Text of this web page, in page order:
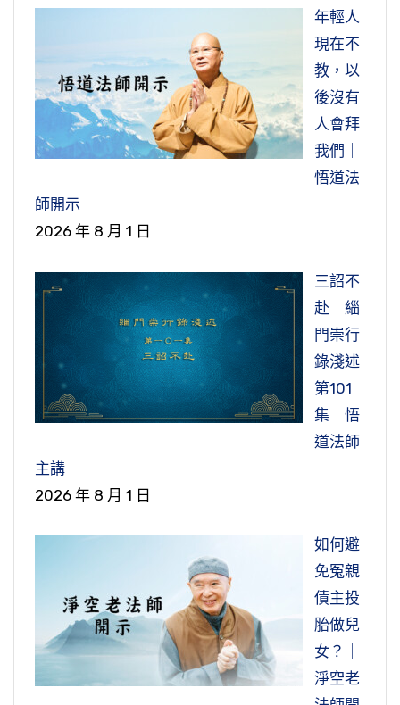
寺作尼姑庵，就是把男眾的道場佔據做為女眾道
場。慧滿法師招集眾人去趕走她們，這些女眾就
去東宮太子那邊告狀，太子派遣詹事（掌管東宮
事務的官）杜正倫等人來解圍。慧滿法師堅持要
趕走這些尼師，說這是男眾的寺院，女眾不能在
這裡。大家害怕這樣下去，會觸怒這些大官，受
到災殃，於是就勉強放棄驅逐尼姑一事。慧滿大
師接連嘆息不高興好幾天，後來這些尼師來拜謁
大師，登門謝罪懺悔，慧滿法師還是一直沒有理
這個公案，我們也可以理解，這些女眾她有
背景，用現在的話講，她是有背景的，所以跟東
宮太子關係很好，她才能夠在宮廷裡面進進出
出。古代宮禁非常森嚴，當然沒有特別關係，不
可能進去的。可見得證果寺這些女眾也都很有背
景，結交到太子了。但是這個就變成不守戒律，
去強佔出家男眾的道場，造了偷盜業，這個實在
講罪過也很重。慧滿法師就是要把她們趕走，不
就派下面在東宮辦事的官來解圍，要他們不要趕
她們走。慧滿師還是很堅持，但是他很堅持，其
他的人不敢去得罪東宮太子，怕將來會遭到災
禍，這樣就放棄去驅逐這些女眾的事情。後來慧
滿法師他也是很嘆息，怎麼佛門變成這個樣子？
當然就不開心很多天。但是這些女眾還是有善
根，後來也發覺自己這樣做不對，後來去懺悔、
今天這個公案，就是保衛「殿堂」。這個公
案也是在唐朝始州香林寺惠主大師，『始州永歸
縣人』，「永歸縣」是屬於現在四川省的劍閣
縣。『專精律學』，就是說他在戒律上很有研
究。他住在青林寺。有一天，『陵陽公臨益
州』，「陵陽公」也是當官的，大官，到了益
州。陵陽公一向對佛法也沒什麼信仰。他有一百
多隻的驢騾，驢子、騾子。我們現在到四川、雲
南，去旅遊點都還看得到，背東西，現在還有遊
去青林寺，把牠們牽到寺院裡面去。驢子、騾
子，把牠們牽到佛堂的大殿、講堂這些地方，還
有僧寮，僧人住的寮房，把牠們牽進去放在那
裡。寺院裡面沒有一個人敢違抗的，大家也不敢
說，大官，不敢去得罪。
後來惠主大師，他出去村莊辦事，回來之
後，看到寺院怎麼這麼骯髒、雜亂，大殿也有驢
子、騾子，還有佛堂也有，連僧寮前面都有。當
我們可以理解，進去，「這怎麼一回事，今天這
邊怎麼這麼多的驢子、騾子放在這裡？」當然他
們就講，是陵陽公他帶來的，這個大官他來到我
們這邊，帶來這些，放在我們這裡，我們也不敢
說話。惠主大師他就進入寮房裡面，帶著錫杖和
三件袈裟。錫杖就是菩薩頭陀十八物之一。我們
大家受戒，都有發一支錫杖。錫杖上面有四股十
太白山』，「太白山」也是在陝西省西南部的眉
縣。『深巖隱居』，「深巖」，山上有巖洞以前
稱為巖，，這個嚴上面加一個山，就是在山上。
「隱居」，隱居就是說他沒有出來。古時候隱居
都有很高的道德學問，我們一般講有修有學，所
以也不是一般人。
『勅令住大興國寺』，「勅」就是皇帝的聖
旨，像現在講的行政命令，以前寺院都是直接歸
他去主持大興國寺，去擔任住持。『頃之』就是
說沒有多久，他就逃走了。他就逃到『梁山之
陽』，「梁山」是山東省西南部，又跑到那邊去
隱居。可見得他這個人，他也不要名聞利養，他
不想當方丈住持，他自己又跑到梁山去隱居起
來。『從生至終，儉約為務』，就是一生勤儉刻
苦，「儉約」就是很勤儉，一般我們講節儉、勤
儉。古人都是講勤儉，勤儉就是勤勞、節儉，當
然他生活就過得很簡單。生活過得很簡單，這是
活不奢華，不講求物質方面這些受用。吃的、穿
的、住的，各方面的，沒有特別去講求，我們可
以想像他這種隱居的生活，古人都是蓋個茅蓬，
簡簡單單的，以這個「為務」。
『以女人生染之本，一生不親面，不為說
法，不從受食，不令入房。』這是他的一個特
法師，他是高平人。『性敦直』，就是他的個性
敦厚，也很正直，人敦厚正直，也就是說他這個
人沒有彎彎曲曲的。『見非法』，他看到不如法
的，『必面陳呵毀』，必定當面跟他講。「面
陳」就是當面跟他講。「呵毀」就是責備的意
思，呵斥責備。『不避強禦』，他也不忌諱對方
如何頑強有勢，就是很強悍的他也不迴避，他該
講他還是講，不管什麼樣的人，再有錢有勢的人
他也不會去迴避，如果他有不對的，他就會講出
肯定要得罪人；得罪人，可能你也要面對對方他
對你的報復，他懷恨在心。但是這個玄鑒法師他
不在乎，他也不害怕，他覺得他該講的就要講。
『數有繕造』，這個地方念數（碩），
「數」就是很多的意思。「繕造」就是建造。他
建造很多道場，也整修過很多道場，一生建造很
多道場，修繕，就是這些寺廟有損壞，他去重新
整理、重新修補，當然他用的『工匠繁多』，工
如果有人送酒來給工人喝，因為要建造寺院都是
要用到工人，工人他沒有學佛，他也都是喝酒吃
肉的，但是在寺院，他就不允許人家送酒到寺院
來給工人喝。如果有人送酒來，他就制止，「輒
止之曰」，『吾所造必令如法』，他說我造這個
寺院，我一定要很如法，不能讓酒、葷腥到這個
寺院裡面來。『寧使罷工，無容飲酒』，他說我
年輕人
現在不
教，以
後沒有
人會拜
我們｜
悟道法
師開示
2026 年 8 月 1 日
三詔不
赴｜緇
門崇行
錄淺述
第101
集｜悟
道法師
主講
2026 年 8 月 1 日
如何避
免冤親
債主投
胎做兒
女？｜
淨空老